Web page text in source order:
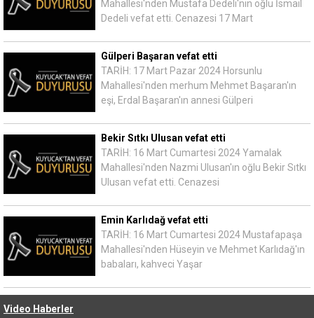
Mahallesi'nden Mustafa Dedeli'nin oğlu İsmail
Dedeli vefat etti. Cenazesi 17 Mart
Gülperi Başaran vefat etti
TARİH: 17 Mart Pazar 2024 Horsunlu
Mahallesi'nden merhum Mehmet Başaran'ın
eşi, Erdal Başaran'ın annesi Gülperi
Bekir Sıtkı Ulusan vefat etti
TARİH: 16 Mart Cumartesi 2024 Yamalak
Mahallesi'nden Nazmi Ulusan'ın oğlu Bekir Sıtkı
Ulusan vefat etti. Cenazesi
Emin Karlıdağ vefat etti
TARİH: 16 Mart Cumartesi 2024 Mustafapaşa
Mahallesi'nden Hüseyin ve Mehmet Karlıdağ'ın
babaları, kahveci Yaşar
Video Haberler